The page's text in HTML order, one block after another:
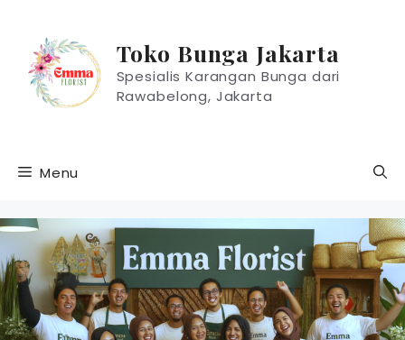
Toko Bunga Jakarta
Spesialis Karangan Bunga dari
Rawabelong, Jakarta
Menu